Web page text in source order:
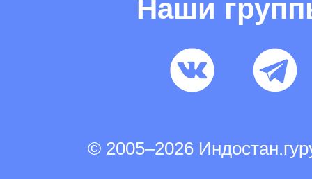
Наши
© 2005–2026